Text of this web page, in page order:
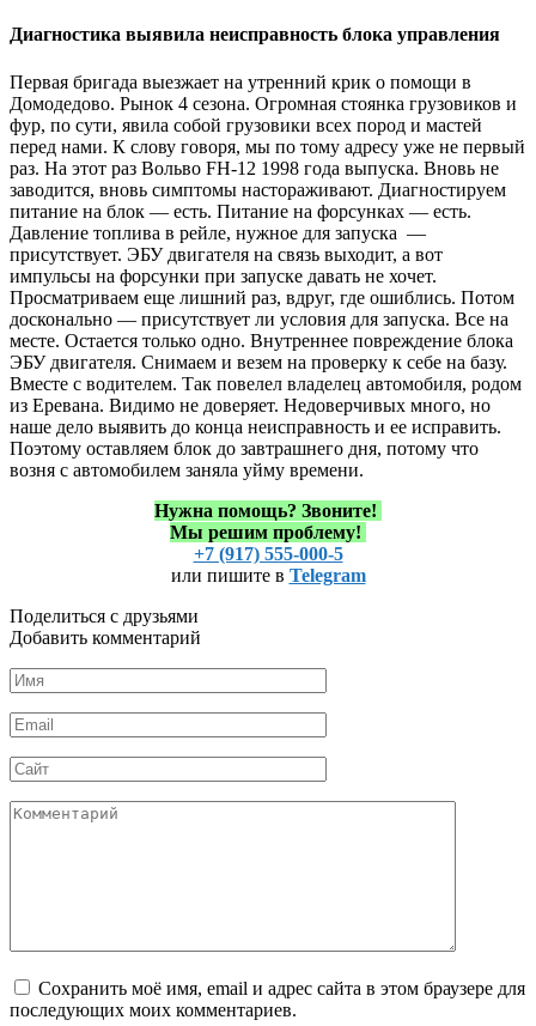
Диагностика выявила неисправность блока управления
Первая бригада выезжает на утренний крик о помощи в
Домодедово. Рынок 4 сезона. Огромная стоянка грузовиков и
фур, по сути, явила собой грузовики всех пород и мастей
перед нами. К слову говоря, мы по тому адресу уже не первый
раз. На этот раз Вольво FH-12 1998 года выпуска. Вновь не
заводится, вновь симптомы настораживают. Диагностируем
питание на блок — есть. Питание на форсунках — есть.
Давление топлива в рейле, нужное для запуска —
присутствует. ЭБУ двигателя на связь выходит, а вот
импульсы на форсунки при запуске давать не хочет.
Просматриваем еще лишний раз, вдруг, где ошиблись. Потом
досконально — присутствует ли условия для запуска. Все на
месте. Остается только одно. Внутреннее повреждение блока
ЭБУ двигателя. Снимаем и везем на проверку к себе на базу.
Вместе с водителем. Так повелел владелец автомобиля, родом
из Еревана. Видимо не доверяет. Недоверчивых много, но
наше дело выявить до конца неисправность и ее исправить.
Поэтому оставляем блок до завтрашнего дня, потому что
возня с автомобилем заняла уйму времени.
Нужна помощь? Звоните!
Мы решим проблему!
+7 (917) 555-000-5
или пишите в Telegram
Поделиться с друзьями
Добавить комментарий
Имя
*
Email
*
Сайт
Комментарий
Сохранить моё имя, email и адрес сайта в этом браузере для
последующих моих комментариев.